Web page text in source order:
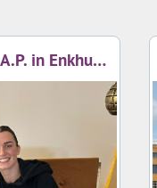
Aankoopbegeleiding bij N.A.P. in Enkhuizen!